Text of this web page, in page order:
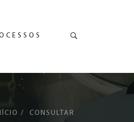
Pesquisa
CONSULTAR